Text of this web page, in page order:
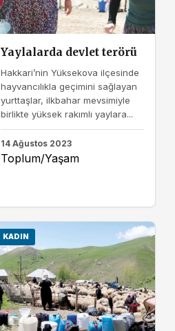
Yaylalarda devlet terörü
Hakkari’nin Yüksekova ilçesinde
hayvancılıkla geçimini sağlayan
yurttaşlar, ilkbahar mevsimiyle
birlikte yüksek rakımlı yaylara...
14 Ağustos 2023
Toplum/Yaşam
KADIN